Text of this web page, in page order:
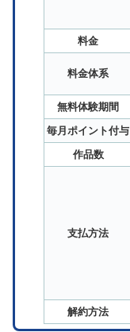
料金
料金体系
無料体験期間
毎月ポイント付与
作品数
支払方法
解約方法